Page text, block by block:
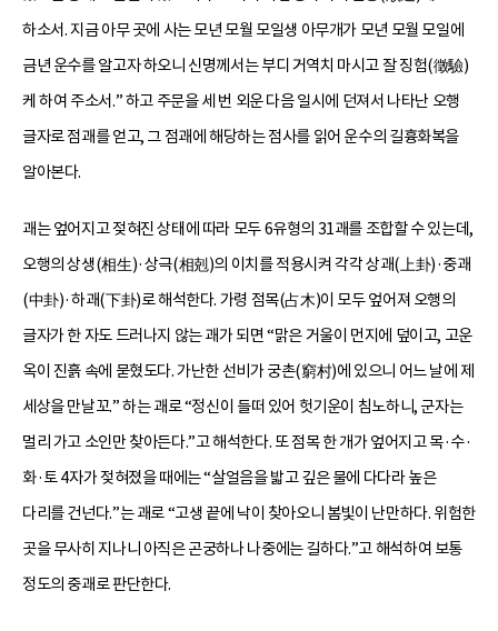
하소서. 지금 아무 곳에 사는 모년 모월 모일생 아무개가 모년 모월 모일에
금년 운수를 알고자 하오니 신명께서는 부디 거역치 마시고 잘 징험(徵驗)
케 하여 주소서.” 하고 주문을 세 번 외운 다음 일시에 던져서 나타난 오행
글자로 점괘를 얻고, 그 점괘에 해당하는 점사를 읽어 운수의 길흉화복을
알아본다.
괘는 엎어지고 젖혀진 상태에 따라 모두 6유형의 31괘를 조합할 수 있는데,
오행의 상생(相生)·상극(相剋)의 이치를 적용시켜 각각 상괘(上卦)·중괘
(中卦)·하괘(下卦)로 해석한다. 가령 점목(占木)이 모두 엎어져 오행의
글자가 한 자도 드러나지 않는 괘가 되면 “맑은 거울이 먼지에 덮이고, 고운
옥이 진흙 속에 묻혔도다. 가난한 선비가 궁촌(窮村)에 있으니 어느 날에 제
세상을 만날꼬.” 하는 괘로 “정신이 들떠 있어 헛기운이 침노하니, 군자는
멀리 가고 소인만 찾아든다.”고 해석한다. 또 점목 한 개가 엎어지고 목·수·
화·토 4자가 젖혀졌을 때에는 “살얼음을 밟고 깊은 물에 다다라 높은
다리를 건넌다.”는 괘로 “고생 끝에 낙이 찾아오니 봄빛이 난만하다. 위험한
곳을 무사히 지나니 아직은 곤궁하나 나중에는 길하다.”고 해석하여 보통
정도의 중괘로 판단한다.